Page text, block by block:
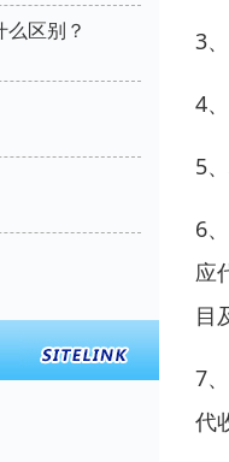
区别？ 3
4
5
6
应
目
7
代